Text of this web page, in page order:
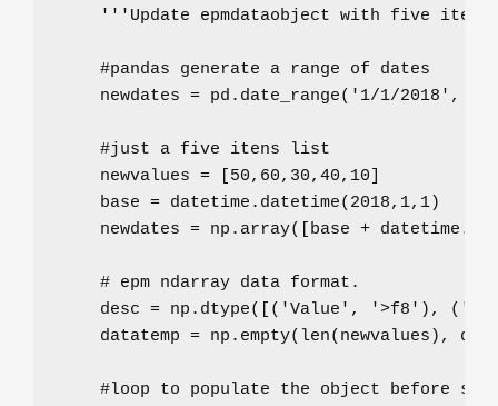
''' Update epmdataobject with five itens
#pandas generate a range of dates
    newdates
= pd.date_range( ' 1/1/2018 ' ,
#just a five itens list
    newvalues
= 50, 60, 30, 40, 10
    base
= datetime.datetime( 2018, 1, 1)
    newdates
= np.array([base +
# epm ndarray data format.
    desc
= np.dtype([( 'Value ' , '>f8 ' ), ( '
    datatemp
= np.empty( len(newvalues),
#loop to populate the object before send